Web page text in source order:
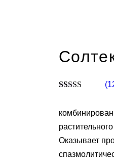
основе
пользователей
(
Оказывает